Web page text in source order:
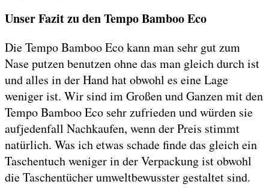
Unser Fazit zu den Tempo Bamboo Eco
Die Tempo Bamboo Eco kann man sehr gut zum
Nase putzen benutzen ohne das man gleich durch ist
und alles in der Hand hat obwohl es eine Lage
weniger ist. Wir sind im Großen und Ganzen mit den
Tempo Bamboo Eco sehr zufrieden und würden sie
aufjedenfall Nachkaufen, wenn der Preis stimmt
natürlich. Was ich etwas schade finde das gleich ein
Taschentuch weniger in der Verpackung ist obwohl
die Taschentücher umweltbewusster gestaltet sind.